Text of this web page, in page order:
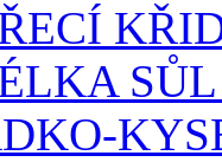
SŮL